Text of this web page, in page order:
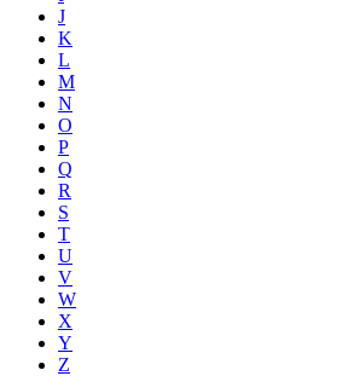
J
K
L
M
N
O
P
Q
R
S
T
U
V
W
X
Y
Z